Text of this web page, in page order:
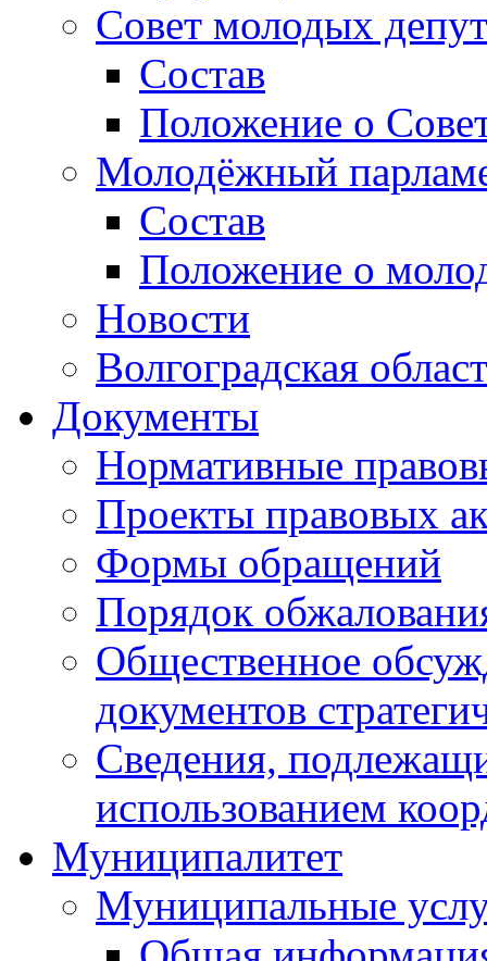
Совет молодых
Состав
Положение о
Молодёжный
Состав
Положение о
Новости
Волгоградская
Документы
Нормативные
Проекты правовых
Формы обращений
Порядок
Общественное
документов
Сведения,
использованием
Муниципалитет
Муниципальные